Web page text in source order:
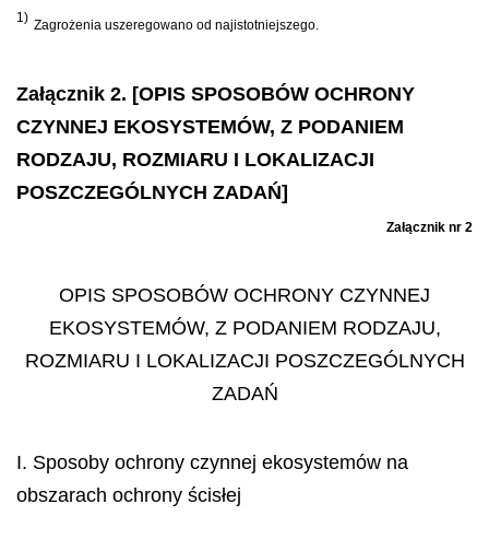
1) Zagrożenia uszeregowano od najistotniejszego.
Załącznik 2. [OPIS SPOSOBÓW OCHRONY
CZYNNEJ EKOSYSTEMÓW, Z PODANIEM
RODZAJU, ROZMIARU I LOKALIZACJI
POSZCZEGÓLNYCH ZADAŃ]
Załącznik nr 2
OPIS SPOSOBÓW OCHRONY CZYNNEJ
EKOSYSTEMÓW, Z PODANIEM RODZAJU,
ROZMIARU I LOKALIZACJI POSZCZEGÓLNYCH
ZADAŃ
I. Sposoby ochrony czynnej ekosystemów na
obszarach ochrony ścisłej